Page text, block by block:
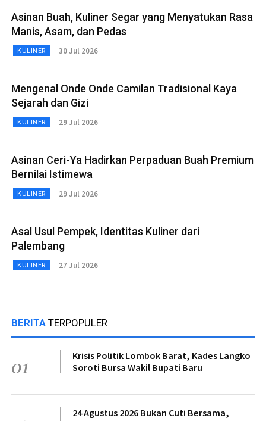
Asinan Buah, Kuliner Segar yang Menyatukan Rasa
Manis, Asam, dan Pedas
KULINER 30 Jul 2026
Mengenal Onde Onde Camilan Tradisional Kaya
Sejarah dan Gizi
KULINER 29 Jul 2026
Asinan Ceri-Ya Hadirkan Perpaduan Buah Premium
Bernilai Istimewa
KULINER 29 Jul 2026
Asal Usul Pempek, Identitas Kuliner dari
Palembang
KULINER 27 Jul 2026
BERITA TERPOPULER
01
Krisis Politik Lombok Barat, Kades Langko
Soroti Bursa Wakil Bupati Baru
24 Agustus 2026 Bukan Cuti Bersama,